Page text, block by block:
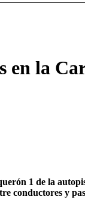
en la
1 de la
conductores y